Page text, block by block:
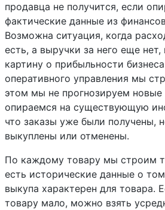
продавца не получится, если
фактические данные из
Возможна ситуация, когда
есть, а выручки за него еще
картину о прибыльности
оперативного управления мы
этом мы не прогнозируем
опираемся на существующую
что заказы уже были получены,
выкуплены или отменены.
По каждому товару мы строим
есть исторические данные о
выкупа характерен для товара.
товару мало, можно взять